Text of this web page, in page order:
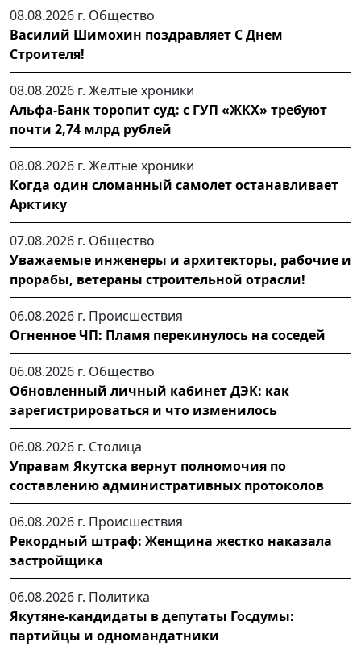
08.08.2026 г. Общество
Василий Шимохин поздравляет С Днем
Строителя!
08.08.2026 г. Желтые хроники
Альфа-Банк торопит суд: с ГУП «ЖКХ» требуют
почти 2,74 млрд рублей
08.08.2026 г. Желтые хроники
Когда один сломанный самолет останавливает
Арктику
07.08.2026 г. Общество
Уважаемые инженеры и архитекторы, рабочие и
прорабы, ветераны строительной отрасли!
06.08.2026 г. Происшествия
Огненное ЧП: Пламя перекинулось на соседей
06.08.2026 г. Общество
Обновленный личный кабинет ДЭК: как
зарегистрироваться и что изменилось
06.08.2026 г. Столица
Управам Якутска вернут полномочия по
составлению административных протоколов
06.08.2026 г. Происшествия
Рекордный штраф: Женщина жестко наказала
застройщика
06.08.2026 г. Политика
Якутяне-кандидаты в депутаты Госдумы:
партийцы и одномандатники